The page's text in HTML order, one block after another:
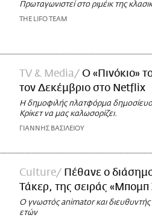
Πρωταγωνιστεί στο ριμέικ της
THE LIFO TEAM
TV & Media
O «Πινόκιο»
τον Δεκέμβριο στο Netflix
Η δημοφιλής πλατφόρμα δημοσίευσε
Κρίκετ να μας καλωσορίζει.
ΓΙΑΝΝΗΣ ΒΑΣΙΛΕΙΟΥ
Culture
Πέθανε ο
Τάκερ, της σειράς
Ο γνωστός animator και
ετών